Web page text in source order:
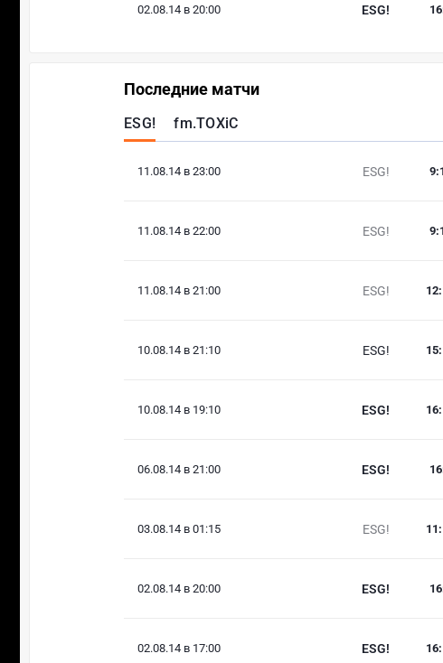
02.08.14 в 20:00 ESG! 16
Последние матчи
ESG! fm.TOXiC
11.08.14 в 23:00 ESG! 9:
11.08.14 в 22:00 ESG! 9:
11.08.14 в 21:00 ESG! 12:
10.08.14 в 21:10 ESG! 15:
10.08.14 в 19:10 ESG! 16:
06.08.14 в 21:00 ESG! 16
03.08.14 в 01:15 ESG! 11 :
02.08.14 в 20:00 ESG! 16
02.08.14 в 17:00 ESG! 16: